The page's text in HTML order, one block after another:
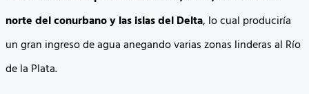
norte del conurbano y las islas del Delta, lo cual produciría
un gran ingreso de agua anegando varias zonas linderas al Río
de la Plata.